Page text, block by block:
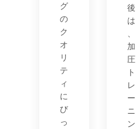
グ
の
ク
オ
リ
テ
ィ
に
び
っ
後
は
加
圧
ト
レ
ー
ニ
ン